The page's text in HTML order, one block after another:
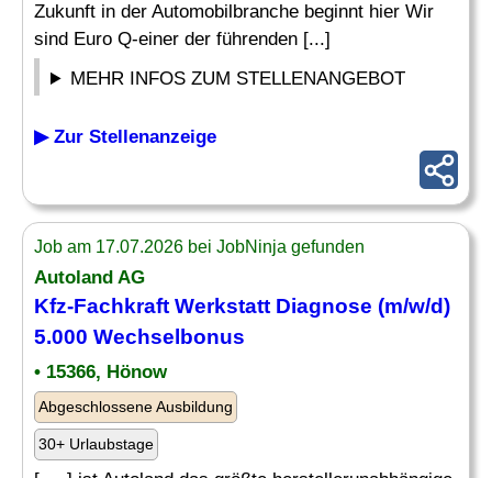
Zukunft in der Automobilbranche beginnt hier Wir
sind Euro Q-einer der führenden [...]
MEHR INFOS ZUM STELLENANGEBOT
▶ Zur Stellenanzeige
Job am 17.07.2026 bei JobNinja gefunden
Autoland AG
Kfz-Fachkraft Werkstatt Diagnose (m/w/d)
5.000 Wechselbonus
• 15366, Hönow
Abgeschlossene Ausbildung
30+ Urlaubstage